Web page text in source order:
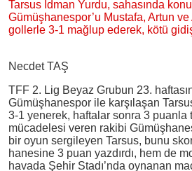
Tarsus İdman Yurdu, sahasında
Gümüşhanespor’u Mustafa, Artun ve
gollerle 3-1 mağlup ederek, kötü
Necdet TAŞ
TFF 2. Lig Beyaz Grubun 23.
Gümüşhanespor ile karşılaşan
3-1 yenerek, haftalar sonra 3 puanla
mücadelesi veren rakibi
bir oyun sergileyen Tarsus, bunu
hanesine 3 puan yazdırdı, hem de
havada Şehir Stadı’nda oynanan